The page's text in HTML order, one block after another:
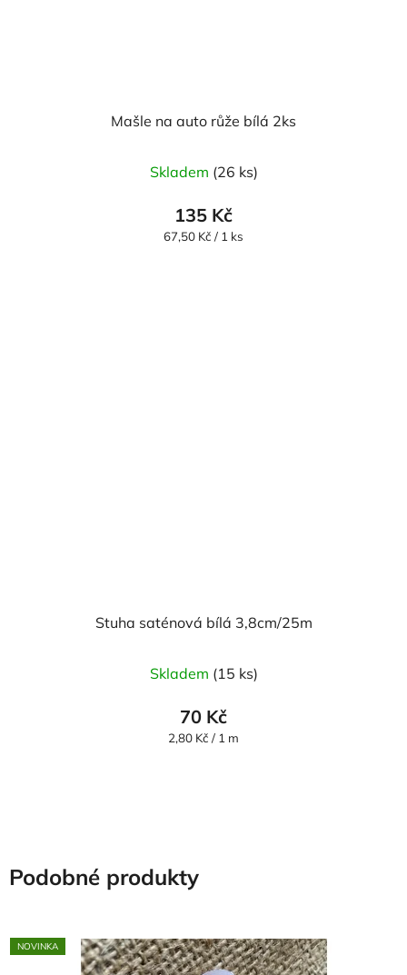
Mašle na auto růže bílá 2ks
Skladem (26 ks)
135 Kč
Měrná
67,50 Kč / 1 ks
Stuha saténová bílá 3,8cm/25m
Skladem (15 ks)
70 Kč
Měrná
2,80 Kč / 1 m
Podobné produkty
NOVINKA